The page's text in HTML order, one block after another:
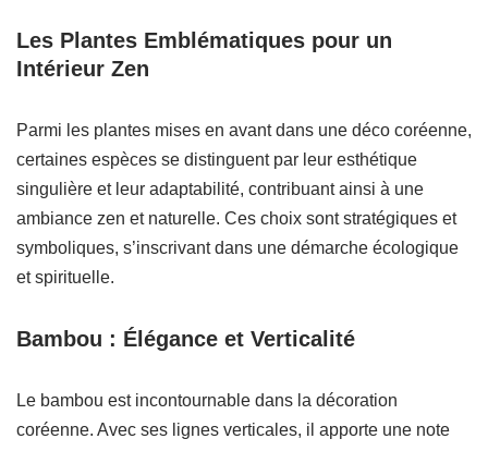
Les Plantes Emblématiques pour un
Intérieur Zen
Parmi les plantes mises en avant dans une déco coréenne,
certaines espèces se distinguent par leur esthétique
singulière et leur adaptabilité, contribuant ainsi à une
ambiance zen et naturelle. Ces choix sont stratégiques et
symboliques, s’inscrivant dans une démarche écologique
et spirituelle.
Bambou : Élégance et Verticalité
Le bambou est incontournable dans la décoration
coréenne. Avec ses lignes verticales, il apporte une note